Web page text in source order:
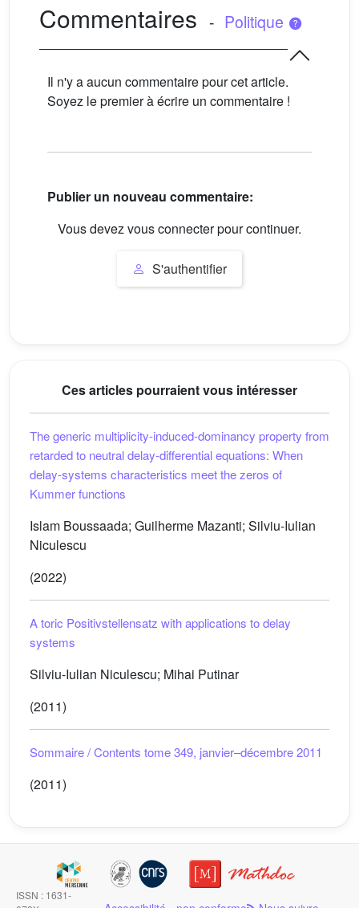
Commentaires - Politique
Il n'y a aucun commentaire pour cet article.
Soyez le premier à écrire un commentaire !
Publier un nouveau commentaire:
Vous devez vous connecter pour continuer.
S'authentifier
Ces articles pourraient vous intéresser
The generic multiplicity-induced-dominancy property from
retarded to neutral delay-differential equations: When
delay-systems characteristics meet the zeros of
Kummer functions
Islam Boussaada; Guilherme Mazanti; Silviu-Iulian
Niculescu
(2022)
A toric Positivstellensatz with applications to delay
systems
Silviu-Iulian Niculescu; Mihai Putinar
(2011)
Sommaire / Contents tome 349, janvier–décembre 2011
(2011)
ISSN : 1631-